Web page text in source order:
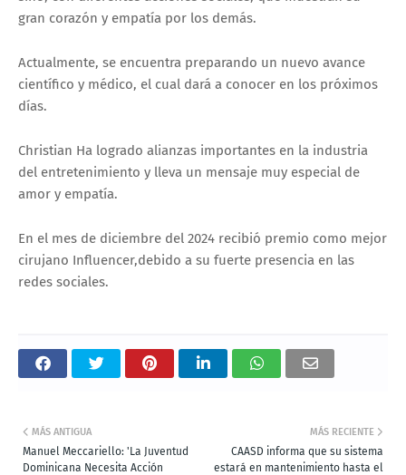
gran corazón y empatía por los demás.
Actualmente, se encuentra preparando un nuevo avance
científico y médico, el cual dará a conocer en los próximos
días.
Christian Ha logrado alianzas importantes en la industria
del entretenimiento y lleva un mensaje muy especial de
amor y empatía.
En el mes de diciembre del 2024 recibió premio como mejor
cirujano Influencer,debido a su fuerte presencia en las
redes sociales.
MÁS RECIENTE
CAASD informa que su sistema
estará en mantenimiento hasta el
MÁS ANTIGUA
Manuel Meccariello: 'La Juventud
Dominicana Necesita Acción